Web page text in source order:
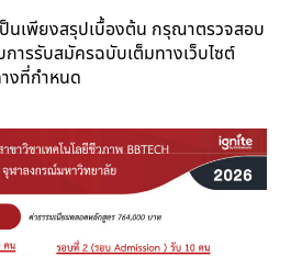
ป็นเพียงสรุปเบื้องต้น กรุณาตรวจสอบ
การรับสมัครฉบับเต็มทางเว็บไซต์
งที่กําหนด